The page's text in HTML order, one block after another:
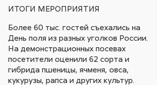
ИТОГИ МЕРОПРИЯТИЯ
Более 60 тыс. гостей съехались на
День поля из разных уголков России.
На демонстрационных посевах
посетители оценили 62 сорта и
гибрида пшеницы, ячменя, овса,
кукурузы, рапса и других культур.